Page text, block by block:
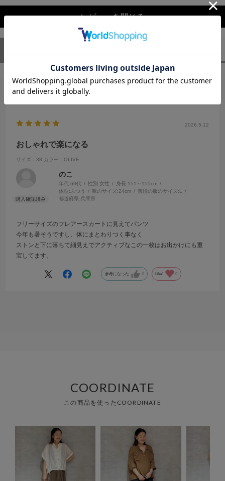
レビューを閉じる
絞り込み
2026.5.12
おしゃれで楽になる
サイズ：38 カラー：OLIVE
のこ
年代:60代 性別:女性 身長:151～155cm
体型: ふつう 靴のサイズ:24cm 普段の服のサイズ:L
都道府県: 兵庫県
フリーサイズのフレアースカートに見えてパンツ
今年も暑そうですし、体にまとわりつく事なく
ストンと下に落ちて細見えでアクティブなこの一枚はお出かけにも重
宝してます。
参考になった 0 Like! 0
COORDINATE
この商品を使ったCOORDINATE